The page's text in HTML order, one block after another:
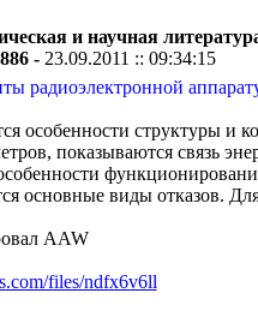
и научная
- 23.09.2011 :: 09:34:15
радиоэлектронной
особенности структуры и
показываются связь
основные виды отказов.
AAW
files/ndfx6v6ll